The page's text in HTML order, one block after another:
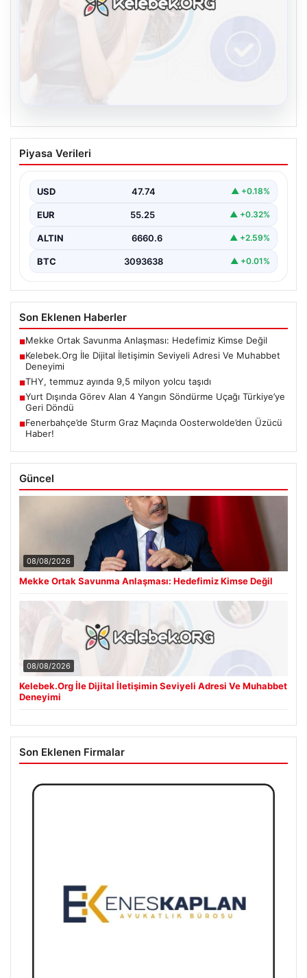
Kelebek.Org İle Dijital İletişimin Seviyeli
Adresi Ve Muhabbet Deneyimi
kurması kritik bir hassasiyet taşımaktadır. Halen pek…
Piyasa Verileri
USD 47.74 ▲ +0.18%
EUR 55.25 ▲ +0.32%
ALTIN 6660.6 ▲ +2.59%
BTC 3093638 ▲ +0.01%
Son Eklenen Haberler
■Mekke Ortak Savunma Anlaşması: Hedefimiz Kimse Değil
■Kelebek.Org İle Dijital İletişimin Seviyeli Adresi Ve Muhabbet
Deneyimi
■THY, temmuz ayında 9,5 milyon yolcu taşıdı
■Yurt Dışında Görev Alan 4 Yangın Söndürme Uçağı Türkiye’ye
Geri Döndü
■Fenerbahçe’de Sturm Graz Maçında Oosterwolde’den Üzücü
Haber!
Güncel
08/08/2026
Mekke Ortak Savunma Anlaşması: Hedefimiz Kimse Değil
08/08/2026
Kelebek.Org İle Dijital İletişimin Seviyeli Adresi Ve Muhabbet
Deneyimi
Son Eklenen Firmalar